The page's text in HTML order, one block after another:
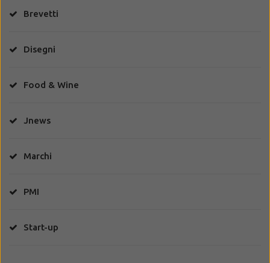
Brevetti
Disegni
Food & Wine
Jnews
Marchi
PMI
Start-up